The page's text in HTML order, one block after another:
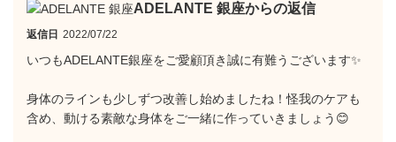
ADELANTE 銀座からの返信
返信日 2022/07/22
いつもADELANTE銀座をご愛顧頂き誠に有難うございます✨
身体のラインも少しずつ改善し始めましたね！怪我のケアも
含め、動ける素敵な身体をご一緒に作っていきましょう😊